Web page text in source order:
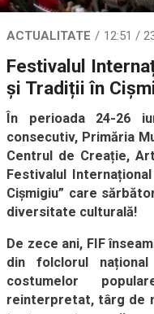
ACTUALITATE 12:51 /
Festivalul
și Tradiții în
În perioada 24-26
consecutiv, Primăria
Centrul de Creație,
Festivalul
Cișmigiu” care
diversitate culturală!
De zece ani, FIF
din folclorul
costumelor
reinterpretat, târg de